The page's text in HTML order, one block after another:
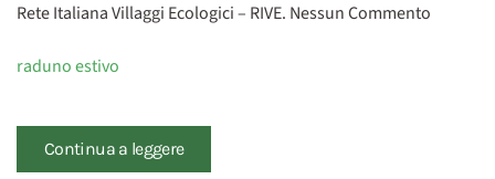
Rete Italiana Villaggi Ecologici – RIVE. Nessun Commento
raduno estivo
Continua a leggere